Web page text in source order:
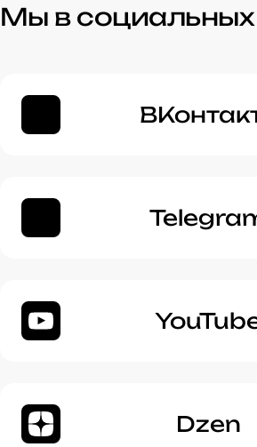
Мы в социальных
Dzen